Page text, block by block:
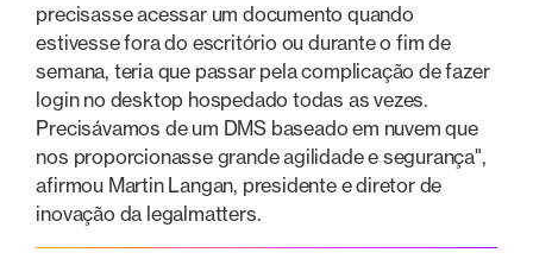
precisasse acessar um documento quando
estivesse fora do escritório ou durante o fim de
semana, teria que passar pela complicação de fazer
login no desktop hospedado todas as vezes.
Precisávamos de um DMS baseado em nuvem que
nos proporcionasse grande agilidade e segurança",
afirmou Martin Langan, presidente e diretor de
inovação da legalmatters.